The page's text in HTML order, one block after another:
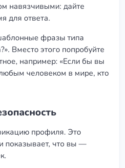
навязчивыми: дайте
для ответа.
фразы типа
Вместо этого попробуйте
например: «Если бы вы
человеком в мире, кто
профиля. Это
показывает, что вы —